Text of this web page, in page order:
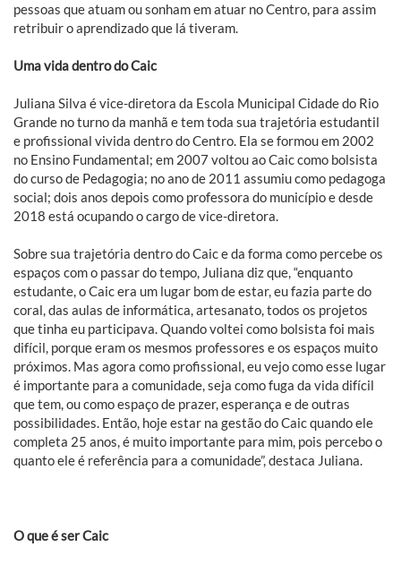
pessoas que atuam ou sonham em atuar no Centro, para assim
retribuir o aprendizado que lá tiveram.
Uma vida dentro do Caic
Juliana Silva é vice-diretora da Escola Municipal Cidade do Rio
Grande no turno da manhã e tem toda sua trajetória estudantil
e profissional vivida dentro do Centro. Ela se formou em 2002
no Ensino Fundamental; em 2007 voltou ao Caic como bolsista
do curso de Pedagogia; no ano de 2011 assumiu como pedagoga
social; dois anos depois como professora do município e desde
2018 está ocupando o cargo de vice-diretora.
Sobre sua trajetória dentro do Caic e da forma como percebe os
espaços com o passar do tempo, Juliana diz que, “enquanto
estudante, o Caic era um lugar bom de estar, eu fazia parte do
coral, das aulas de informática, artesanato, todos os projetos
que tinha eu participava. Quando voltei como bolsista foi mais
difícil, porque eram os mesmos professores e os espaços muito
próximos. Mas agora como profissional, eu vejo como esse lugar
é importante para a comunidade, seja como fuga da vida difícil
que tem, ou como espaço de prazer, esperança e de outras
possibilidades. Então, hoje estar na gestão do Caic quando ele
completa 25 anos, é muito importante para mim, pois percebo o
quanto ele é referência para a comunidade”, destaca Juliana.
O que é ser Caic